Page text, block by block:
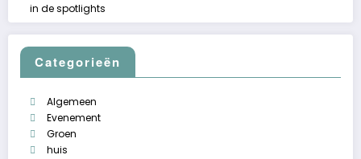
in de spotlights
Categorieën
Algemeen
Evenement
Groen
huis